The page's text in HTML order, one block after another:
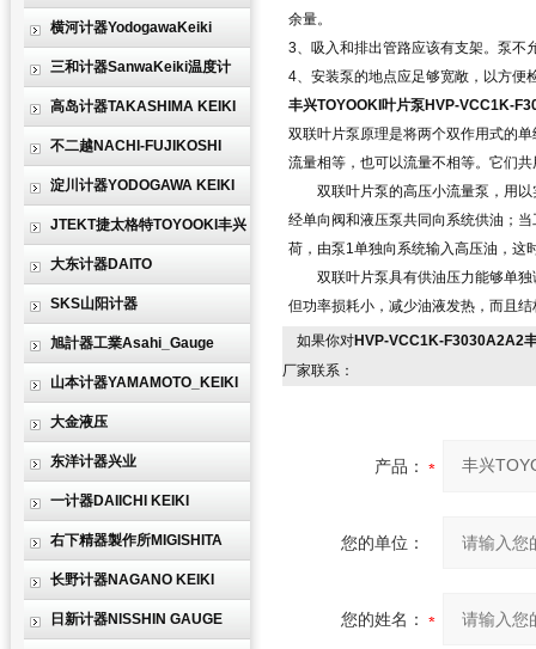
横河计器YodogawaKeiki
三和计器SanwaKeiki温度计
高岛计器TAKASHIMA KEIKI
不二越NACHI-FUJIKOSHI
淀川计器YODOGAWA KEIKI
JTEKT捷太格特TOYOOKI丰兴
大东计器DAITO
SKS山阳计器
旭計器工業Asahi_Gauge
山本计器YAMAMOTO_KEIKI
大金液压
东洋计器兴业
一计器DAIICHI KEIKI
右下精器製作所MIGISHITA
长野计器NAGANO KEIKI
日新计器NISSHIN GAUGE
余量。
3、吸入和排出管路应该有支架。泵
4、安装泵的地点应足够宽敞，以方便
丰兴TOYOOKI叶片泵HVP-VCC1K-
双联叶片泵原理是将两个双作用式的
流量相等，也可以流量不相等。它们
双联叶片泵的高压小流量泵，用以
经单向阀和液压泵共同向系统供油；
荷，由泵1单独向系统输入高压油，这
双联叶片泵具有供油压力能够单独
但功率损耗小，减少油液发热，而且
如果你对HVP-VCC1K-F3030A2A2
厂家联系：
产品：
您的单位：
您的姓名：